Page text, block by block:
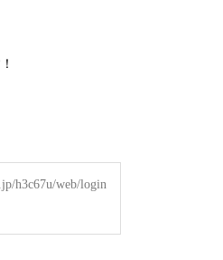
h3c67u/web/login